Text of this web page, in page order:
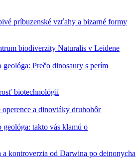
príbuzenské vzťahy a bizarné formy
biodiverzity Naturalis v Leidene
Prečo dinosaury s perím
biotechnológií
a dinovtáky druhohôr
takto vás klamú o
kontroverzia od Darwina po deinonycha